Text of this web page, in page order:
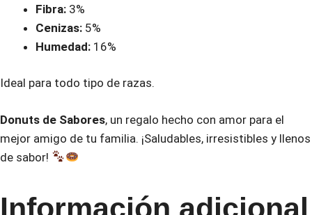
Fibra: 3%
Cenizas: 5%
Humedad: 16%
Ideal para todo tipo de razas.
Donuts de Sabores, un regalo hecho con amor para el
mejor amigo de tu familia. ¡Saludables, irresistibles y llenos
de sabor!
Información adicional